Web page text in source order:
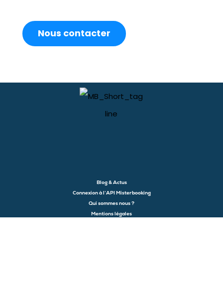
Nous contacter
Blog & Actus
Connexion à l’API Misterbooking
Qui sommes nous ?
Mentions légales